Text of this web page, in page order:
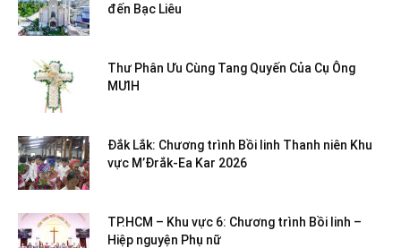
đến Bạc Liêu
Thư Phân Ưu Cùng Tang Quyến Của Cụ Ông
MƯIH
Đắk Lắk: Chương trình Bồi linh Thanh niên Khu
vực M’Đrắk-Ea Kar 2026
TP.HCM – Khu vực 6: Chương trình Bồi linh –
Hiệp nguyện Phụ nữ